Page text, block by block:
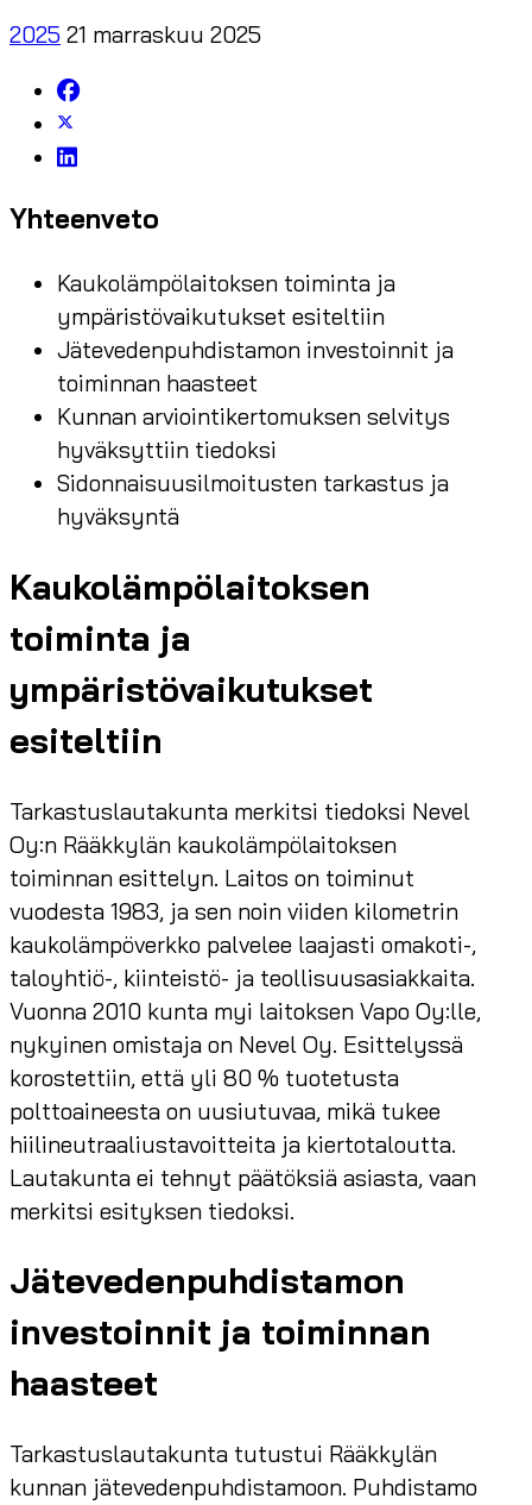
2025 21 marraskuu 2025
Yhteenveto
Kaukolämpölaitoksen toiminta ja
ympäristövaikutukset esiteltiin
Jätevedenpuhdistamon investoinnit ja
toiminnan haasteet
Kunnan arviointikertomuksen selvitys
hyväksyttiin tiedoksi
Sidonnaisuusilmoitusten tarkastus ja
hyväksyntä
Kaukolämpölaitoksen
toiminta ja
ympäristövaikutukset
esiteltiin
Tarkastuslautakunta merkitsi tiedoksi Nevel
Oy:n Rääkkylän kaukolämpölaitoksen
toiminnan esittelyn. Laitos on toiminut
vuodesta 1983, ja sen noin viiden kilometrin
kaukolämpöverkko palvelee laajasti omakoti-,
taloyhtiö-, kiinteistö- ja teollisuusasiakkaita.
Vuonna 2010 kunta myi laitoksen Vapo Oy:lle,
nykyinen omistaja on Nevel Oy. Esittelyssä
korostettiin, että yli 80 % tuotetusta
polttoaineesta on uusiutuvaa, mikä tukee
hiilineutraaliustavoitteita ja kiertotaloutta.
Lautakunta ei tehnyt päätöksiä asiasta, vaan
merkitsi esityksen tiedoksi.
Jätevedenpuhdistamon
investoinnit ja toiminnan
haasteet
Tarkastuslautakunta tutustui Rääkkylän
kunnan jätevedenpuhdistamoon. Puhdistamo